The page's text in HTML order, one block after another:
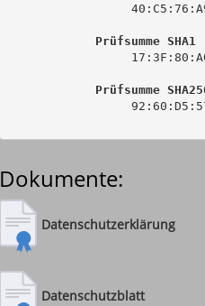
Prüfsumme SHA1
Prüfsumme
Dokumente:
Datenschutzerklärung
Datenschutzblatt